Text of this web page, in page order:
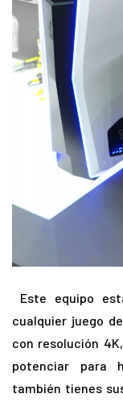
Este equipo
cualquier juego
con resolución
potenciar para
también tienes